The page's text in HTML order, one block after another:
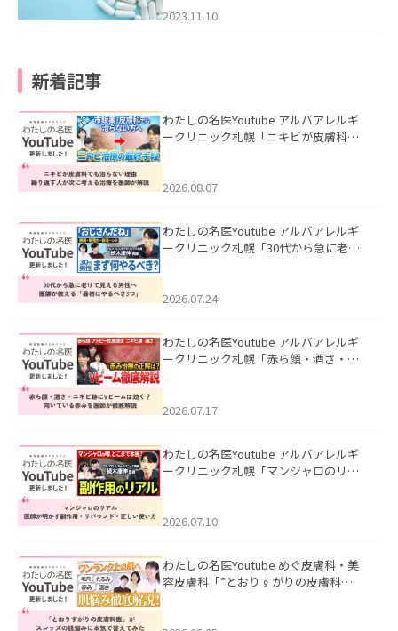
2023.11.10
新着記事
わたしの名医Youtube アルバアレルギ
ークリニック札幌「ニキビが皮膚科で
ました。
2026.08.07
わたしの名医Youtube アルバアレルギ
ークリニック札幌「30代から急に老け
た。
2026.07.24
わたしの名医Youtube アルバアレルギ
ークリニック札幌「赤ら顔・酒さ・ニ
した。
2026.07.17
わたしの名医Youtube アルバアレルギ
ークリニック札幌「マンジャロのリア
た。
2026.07.10
わたしの名医Youtube めぐ皮膚科・美
容皮膚科「”とおりすがりの皮膚科